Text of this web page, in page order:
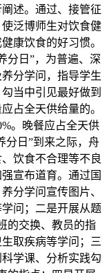
述。通过、接管征
泛博师生对饮食健
康饮食的好习惯。
分日”，为普遍、深
分学问，指导学生
当中引见最好做到
占全天供给量的。
。晚餐应占全天供
分日”到来之际，舟
饮食不合理等不良
宣布道育。通过国
分学问宣传图片、
问；二是开展从题
的交换、教员的指
取疾病等学问；三
学课、分析实践勾